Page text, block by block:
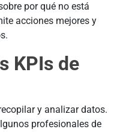
por qué no está
acciones mejores y
KPIs de
y analizar datos.
profesionales de